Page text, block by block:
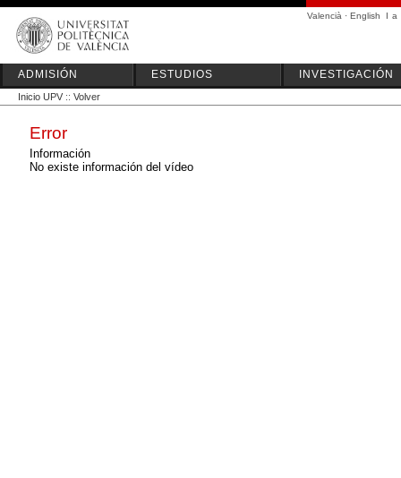
Valencià · English I a
ADMISIÓN ESTUDIOS INVESTIGACIÓN
Inicio UPV :: Volver
Error
Información
No existe información del vídeo